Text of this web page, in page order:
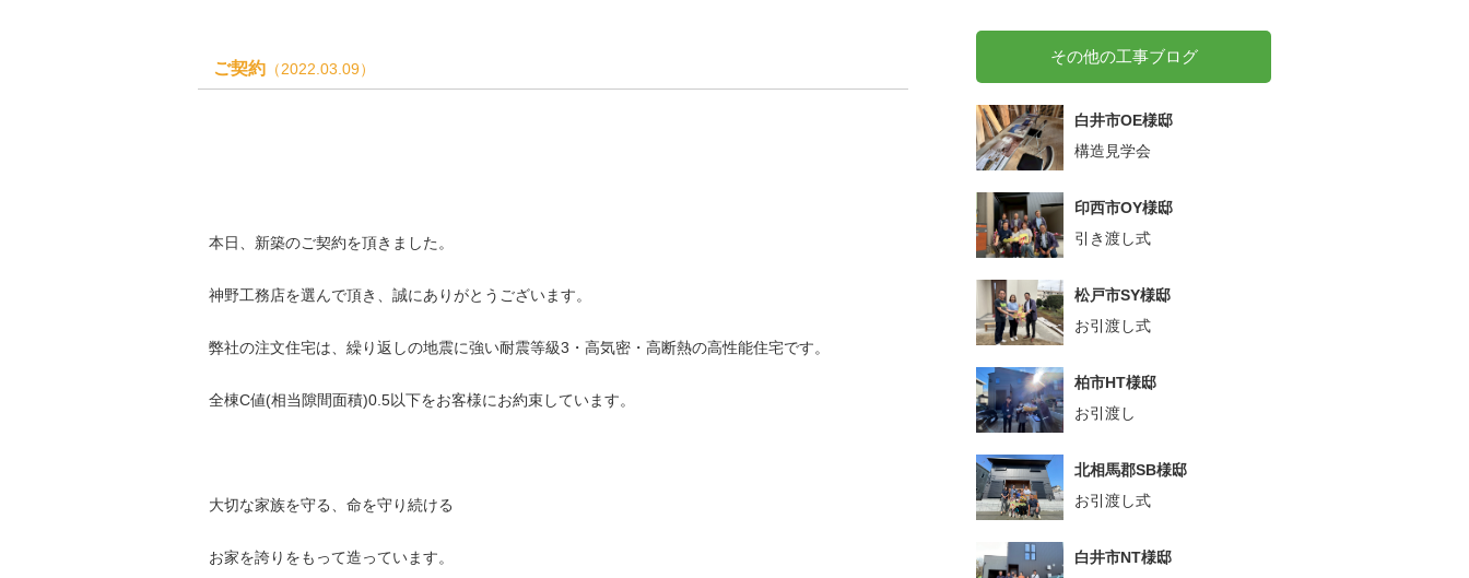
ご契約 （2022.03.09）
本日、新築のご契約を頂きました。
神野工務店を選んで頂き、誠にありがとうございます。
弊社の注文住宅は、繰り返しの地震に強い耐震等級3・高気密・高断熱の高性能住宅です。
全棟C値(相当隙間面積)0.5以下をお客様にお約束しています。
大切な家族を守る、命を守り続ける
お家を誇りをもって造っています。
その他の工事ブログ
白井市OE様邸
構造見学会
印西市OY様邸
引き渡し式
松戸市SY様邸
お引渡し式
柏市HT様邸
お引渡し
北相馬郡SB様邸
お引渡し式
白井市NT様邸